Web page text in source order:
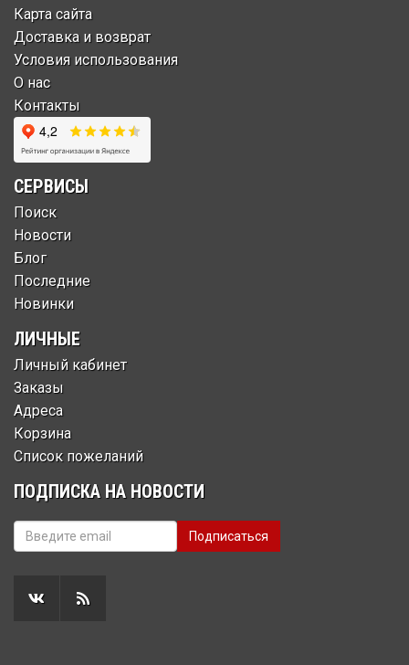
Карта сайта
Доставка и возврат
Условия использования
О нас
Контакты
СЕРВИСЫ
Поиск
Новости
Блог
Последние
Новинки
ЛИЧНЫЕ
Личный кабинет
Заказы
Адреса
Корзина
Список пожеланий
ПОДПИСКА НА НОВОСТИ